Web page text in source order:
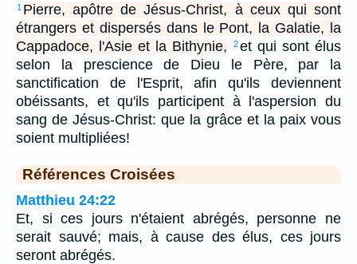
1 Pierre, apôtre de Jésus-Christ, à ceux qui sont
étrangers et dispersés dans le Pont, la Galatie, la
Cappadoce, l'Asie et la Bithynie,
2et qui sont élus
selon la prescience de Dieu le Père, par la
sanctification de l'Esprit, afin qu'ils deviennent
obéissants, et qu'ils participent à l'aspersion du
sang de Jésus-Christ: que la grâce et la paix vous
soient multipliées!
Références Croisées
Matthieu 24:22
Et, si ces jours n'étaient abrégés, personne ne
serait sauvé; mais, à cause des élus, ces jours
seront abrégés.